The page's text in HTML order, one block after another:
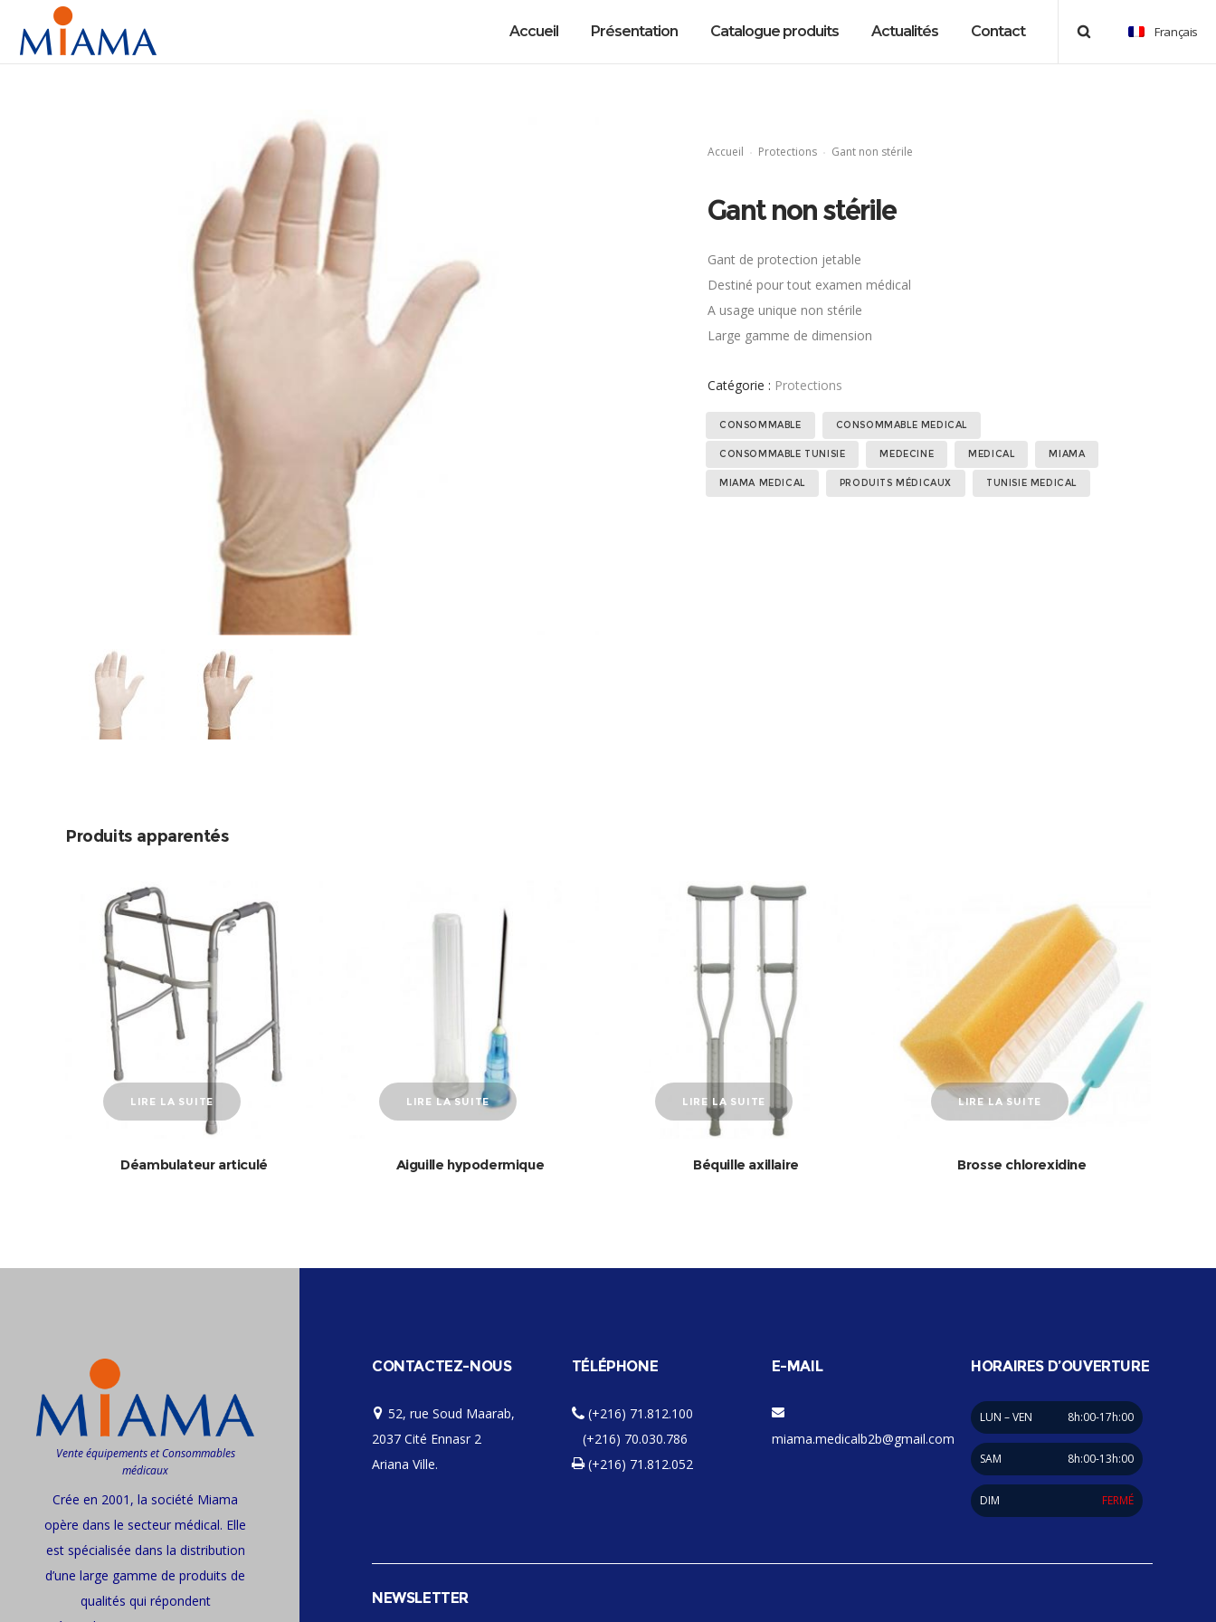
Français
Accueil Présentation Catalogue produits Actualités Contact
Accueil Protections Gant non stérile
Gant non stérile
Gant de protection jetable
Destiné pour tout examen médical
A usage unique non stérile
Large gamme de dimension
Catégorie : Protections
CONSOMMABLE CONSOMMABLE MEDICAL
CONSOMMABLE TUNISIE MEDECINE MEDICAL MIAMA
MIAMA MEDICAL PRODUITS MÉDICAUX TUNISIE MEDICAL
Produits apparentés
LIRE LA SUITE
Déambulateur articulé
LIRE LA SUITE
Aiguille hypodermique
LIRE LA SUITE
Béquille axillaire
LIRE LA SUITE
Brosse chlorexidine
Vente équipements et Consommables
médicaux
Crée en 2001, la société Miama
opère dans le secteur médical. Elle
est spécialisée dans la distribution
d’une large gamme de produits de
qualités qui répondent
CONTACTEZ-NOUS
52, rue Soud Maarab,
2037 Cité Ennasr 2
Ariana Ville.
TÉLÉPHONE
(+216) 71.812.100
(+216) 70.030.786
(+216) 71.812.052
E-MAIL
miama.medicalb2b@gmail.com
HORAIRES D’OUVERTURE
LUN – VEN 8h:00-17h:00
SAM 8h:00-13h:00
DIM FERMÉ
NEWSLETTER